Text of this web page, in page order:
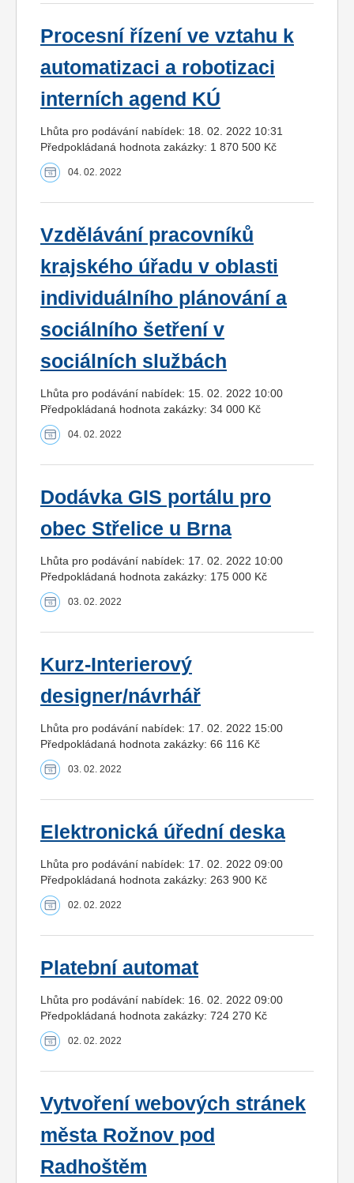
Procesní řízení ve vztahu k
automatizaci a robotizaci
interních agend KÚ
Lhůta pro podávání nabídek: 18. 02. 2022 10:31
Předpokládaná hodnota zakázky: 1 870 500 Kč
04. 02. 2022
Vzdělávání pracovníků
krajského úřadu v oblasti
individuálního plánování a
sociálního šetření v
sociálních službách
Lhůta pro podávání nabídek: 15. 02. 2022 10:00
Předpokládaná hodnota zakázky: 34 000 Kč
04. 02. 2022
Dodávka GIS portálu pro
obec Střelice u Brna
Lhůta pro podávání nabídek: 17. 02. 2022 10:00
Předpokládaná hodnota zakázky: 175 000 Kč
03. 02. 2022
Kurz-Interierový
designer/návrhář
Lhůta pro podávání nabídek: 17. 02. 2022 15:00
Předpokládaná hodnota zakázky: 66 116 Kč
03. 02. 2022
Elektronická úřední deska
Lhůta pro podávání nabídek: 17. 02. 2022 09:00
Předpokládaná hodnota zakázky: 263 900 Kč
02. 02. 2022
Platební automat
Lhůta pro podávání nabídek: 16. 02. 2022 09:00
Předpokládaná hodnota zakázky: 724 270 Kč
02. 02. 2022
Vytvoření webových stránek
města Rožnov pod
Radhoštěm